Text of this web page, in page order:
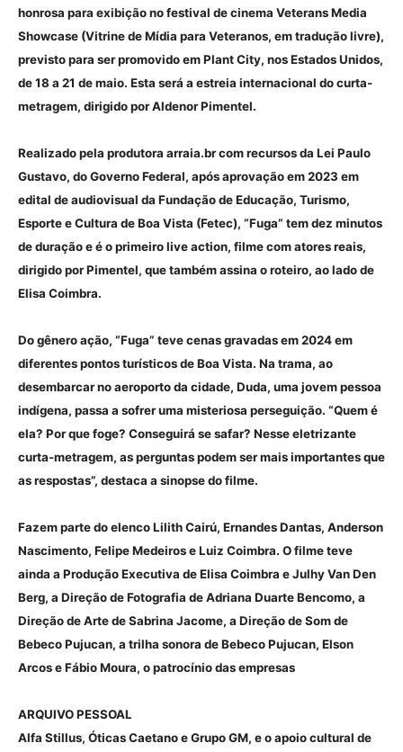
honrosa para exibição no festival de cinema Veterans Media
Showcase (Vitrine de Mídia para Veteranos, em tradução livre),
previsto para ser promovido em Plant City, nos Estados Unidos,
de 18 a 21 de maio. Esta será a estreia internacional do curta-
metragem, dirigido por Aldenor Pimentel.
Realizado pela produtora arraia.br com recursos da Lei Paulo
Gustavo, do Governo Federal, após aprovação em 2023 em
edital de audiovisual da Fundação de Educação, Turismo,
Esporte e Cultura de Boa Vista (Fetec), “Fuga” tem dez minutos
de duração e é o primeiro live action, filme com atores reais,
dirigido por Pimentel, que também assina o roteiro, ao lado de
Elisa Coimbra.
Do gênero ação, “Fuga” teve cenas gravadas em 2024 em
diferentes pontos turísticos de Boa Vista. Na trama, ao
desembarcar no aeroporto da cidade, Duda, uma jovem pessoa
indígena, passa a sofrer uma misteriosa perseguição. “Quem é
ela? Por que foge? Conseguirá se safar? Nesse eletrizante
curta-metragem, as perguntas podem ser mais importantes que
as respostas”, destaca a sinopse do filme.
Fazem parte do elenco Lilith Cairú, Ernandes Dantas, Anderson
Nascimento, Felipe Medeiros e Luiz Coimbra. O filme teve
ainda a Produção Executiva de Elisa Coimbra e Julhy Van Den
Berg, a Direção de Fotografia de Adriana Duarte Bencomo, a
Direção de Arte de Sabrina Jacome, a Direção de Som de
Bebeco Pujucan, a trilha sonora de Bebeco Pujucan, Elson
Arcos e Fábio Moura, o patrocínio das empresas
ARQUIVO PESSOAL
Alfa Stillus, Óticas Caetano e Grupo GM, e o apoio cultural de